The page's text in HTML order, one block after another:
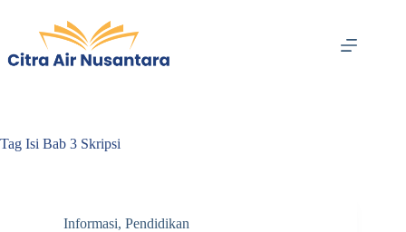
content
Tag Isi Bab 3 Skripsi
Informasi, Pendidikan